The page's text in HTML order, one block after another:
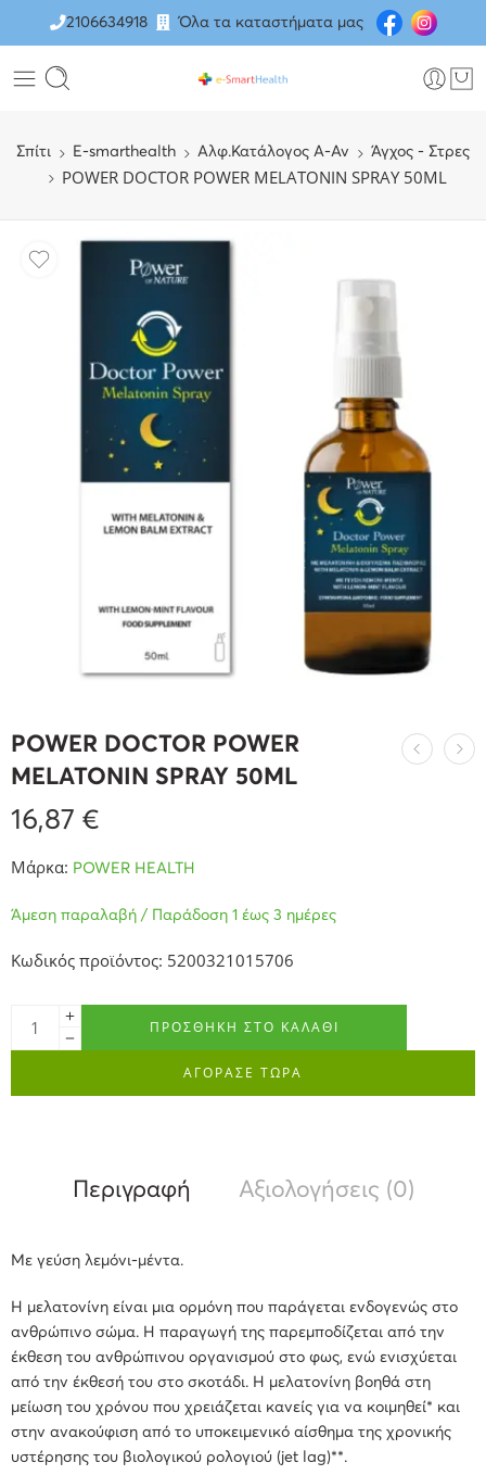
2106634918 Όλα τα καταστήματα μας
Σπίτι E-smarthealth Αλφ.Κατάλογος Α-Αν Άγχος - Στρες
POWER DOCTOR POWER MELATONIN SPRAY 50ML
POWER DOCTOR POWER
MELATONIN SPRAY 50ML
16,87 €
Μάρκα: POWER HEALTH
Άμεση παραλαβή / Παράδοση 1 έως 3 ημέρες
Κωδικός προϊόντος: 5200321015706
ΠΡΟΣΘΉΚΗ ΣΤΟ ΚΑΛΆΘΙ
ΑΓΟΡΑΣΕ ΤΩΡΑ
Περιγραφή Αξιολογήσεις (0)
Με γεύση λεμόνι-μέντα.
Η μελατονίνη είναι μια ορμόνη που παράγεται ενδογενώς στο
ανθρώπινο σώμα. Η παραγωγή της παρεμποδίζεται από την
έκθεση του ανθρώπινου οργανισμού στο φως, ενώ ενισχύεται
από την έκθεσή του στο σκοτάδι. Η μελατονίνη βοηθά στη
μείωση του χρόνου που χρειάζεται κανείς για να κοιμηθεί* και
στην ανακούφιση από το υποκειμενικό αίσθημα της χρονικής
υστέρησης του βιολογικού ρολογιού (jet lag)**.